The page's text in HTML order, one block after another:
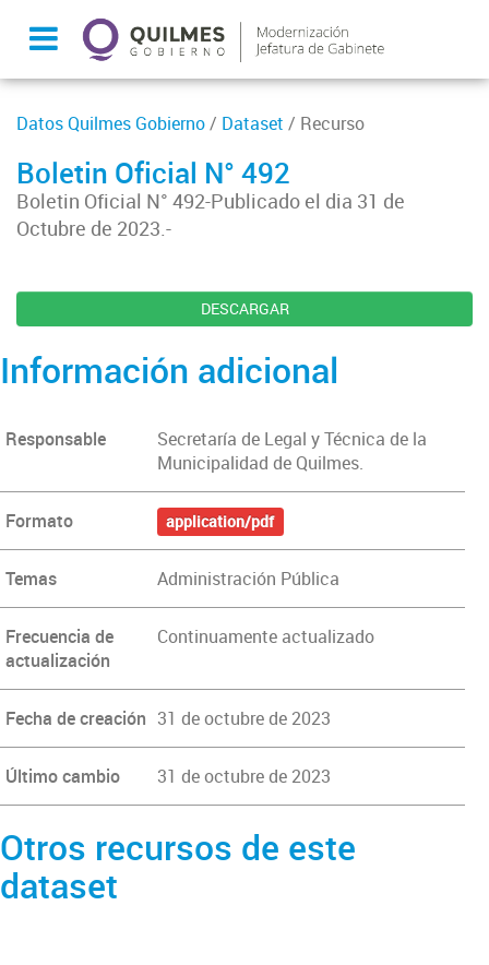
Datos Quilmes Gobierno/ Dataset / Recurso
Boletin Oficial N° 492
Boletin Oficial N° 492-Publicado el dia 31 de
Octubre de 2023.-
DESCARGAR
Información adicional
Responsable
Secretaría de Legal y Técnica de la
Municipalidad de Quilmes.
Formato application/pdf
Temas Administración Pública
Frecuencia de
actualización
Continuamente actualizado
Fecha de creación 31 de octubre de 2023
Último cambio 31 de octubre de 2023
Otros recursos de este
dataset